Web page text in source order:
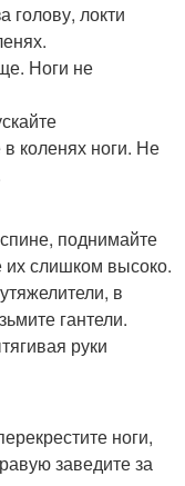
голову, локти
Ноги не
коленях ноги. Не
поднимайте
слишком высоко.
в
гантели.
руки
ноги,
заведите за